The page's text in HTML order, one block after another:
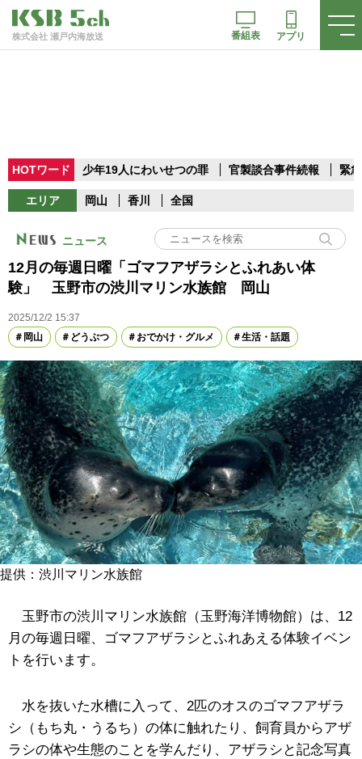
株式会社 瀬戸内海放送 番組表 アプリ
HOTワード 少年19人にわいせつの罪 官製談合事件続報 緊
エリア 岡山 香川 全国
ニュース
12月の毎週日曜「ゴマフアザラシとふれあい体
験」 玉野市の渋川マリン水族館 岡山
2025/12/2 15:37
岡山
どうぶつ おでかけ・グルメ 生活・話題
提供：渋川マリン水族館
玉野市の渋川マリン水族館（玉野海洋博物館）は、12
月の毎週日曜、ゴマフアザラシとふれあえる体験イベン
トを行います。
水を抜いた水槽に入って、2匹のオスのゴマフアザラ
シ（もち丸・うるち）の体に触れたり、飼育員からアザ
ラシの体や生態のことを学んだり、アザラシと記念写真